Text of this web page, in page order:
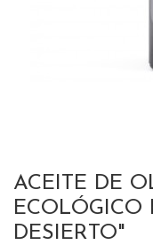
ACEITE DE
ECOLÓGICO
DESIERTO"